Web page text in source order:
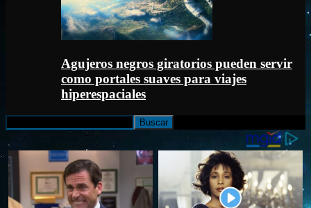
Agujeros negros giratorios pueden servir
como portales suaves para viajes
hiperespaciales